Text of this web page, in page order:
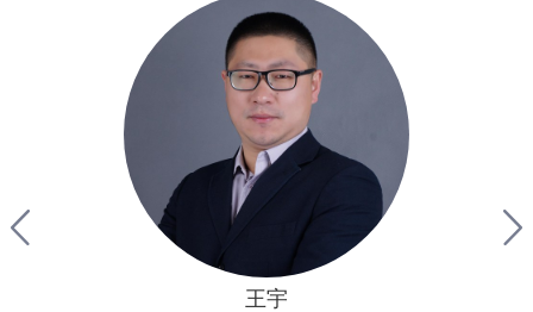
不满，因此为了让我们变得更“完整”，结果我们拼命来弥
补，表面上试图救赎自己的努力，不但没有让我们得到救
赎，反倒破坏了人性与人生的自然——人生本是一种自然的
流淌，人性的释放，但对于有执念的人来说重要的只有结
果，自我价值的证明。因此他往往会逼迫证明自己，完美自
己，赢得肯定和完善，
王宇